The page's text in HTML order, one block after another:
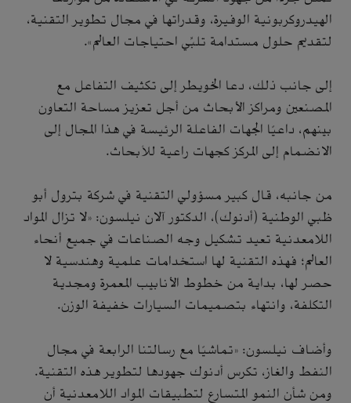
الهيدروكربونية الوفيرة، وقدراتها في مجال تطوير التقنية،
لتقديم حلول مستدامة تلبِّي احتياجات العالم».
إلى جانب ذلك، دعا الخويطر إلى تكثيف التفاعل مع
المصنعين ومراكز الأبحاث من أجل تعزيز مساحة التعاون
بينهم، داعيًا الجهات الفاعلة الرئيسة في هذا المجال إلى
الانضمام إلى المركز كجهات راعية للأبحاث.
من جانبه، قال كبير مسؤولي التقنية في شركة بترول أبو
ظبي الوطنية (أدنوك)، الدكتور آلان نيلسون: «لا تزال المواد
اللامعدنية تعيد تشكيل وجه الصناعات في جميع أنحاء
العالم؛ فهذه التقنية لها استخدامات علمية وهندسية لا
حصر لها، بداية من خطوط الأنابيب المعمرة ومجدية
التكلفة، وانتهاء بتصميمات السيارات خفيفة الوزن.
وأضاف نيلسون: «تماشيًا مع رسالتنا الرابعة في مجال
النفط والغاز، تكرس أدنوك جهودها لتطوير هذه التقنية.
ومن شأن النمو المتسارع لتطبيقات المواد اللامعدنية أن